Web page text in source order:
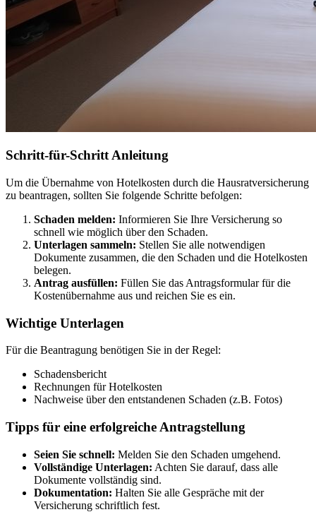
Schritt-für-Schritt Anleitung
Um die Übernahme von Hotelkosten durch die Hausratversicherung
zu beantragen, sollten Sie folgende Schritte befolgen:
Schaden melden: Informieren Sie Ihre Versicherung so
schnell wie möglich über den Schaden.
Unterlagen sammeln: Stellen Sie alle notwendigen
Dokumente zusammen, die den Schaden und die Hotelkosten
belegen.
Antrag ausfüllen: Füllen Sie das Antragsformular für die
Kostenübernahme aus und reichen Sie es ein.
Wichtige Unterlagen
Für die Beantragung benötigen Sie in der Regel:
Schadensbericht
Rechnungen für Hotelkosten
Nachweise über den entstandenen Schaden (z.B. Fotos)
Tipps für eine erfolgreiche Antragstellung
Seien Sie schnell: Melden Sie den Schaden umgehend.
Vollständige Unterlagen: Achten Sie darauf, dass alle
Dokumente vollständig sind.
Dokumentation: Halten Sie alle Gespräche mit der
Versicherung schriftlich fest.